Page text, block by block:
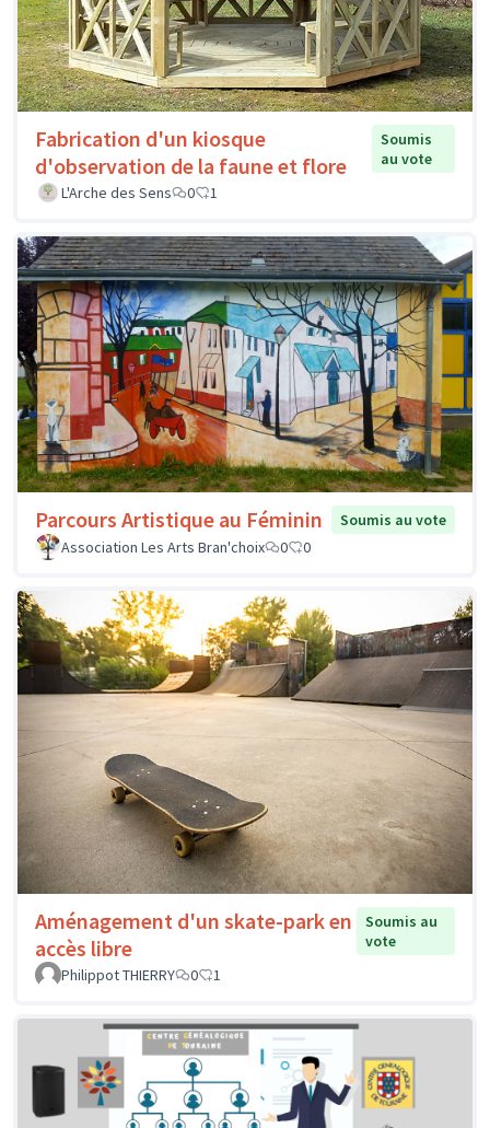
Fabrication d'un kiosque
d'observation de la faune et flore
Soumis
au vote
L'Arche des Sens
0 1
Parcours Artistique au Féminin
Soumis au vote
Association Les Arts Bran'choix
0 0
Aménagement d'un skate-park en
accès libre
Soumis au
vote
Philippot THIERRY
0 1